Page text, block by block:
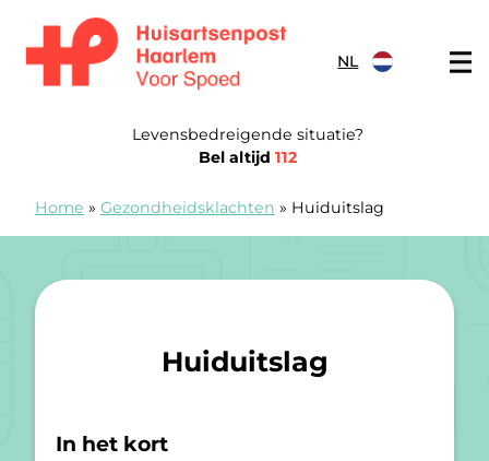
NL
Levensbedreigende situatie?
Bel altijd 112
Home » Gezondheidsklachten » Huiduitslag
Huiduitslag
In het kort